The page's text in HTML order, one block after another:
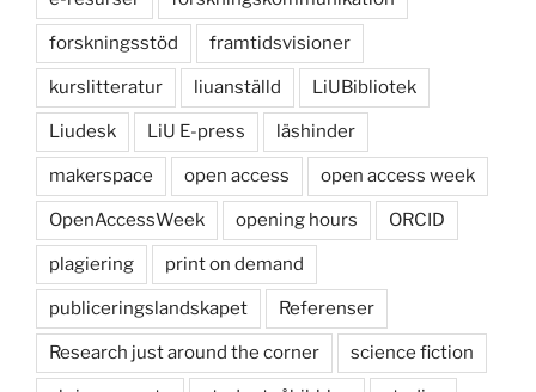
forskningsstöd framtidsvisioner
kurslitteratur liuanställd LiUBibliotek
Liudesk LiU E-press läshinder
makerspace open access open access week
OpenAccessWeek opening hours ORCID
plagiering print on demand
publiceringslandskapet Referenser
Research just around the corner science fiction